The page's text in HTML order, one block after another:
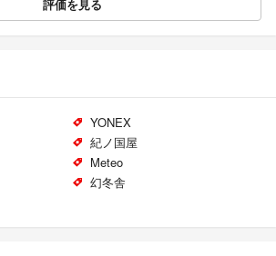
評価を見る
YONEX
紀ノ国屋
Meteo
幻冬舎